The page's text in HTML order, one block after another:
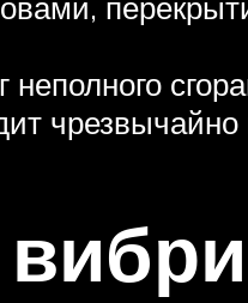
чрезвычайно